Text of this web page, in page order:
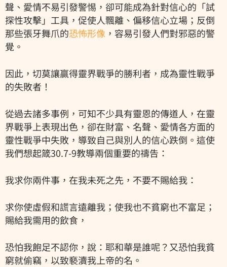
聲、愛情不易引發警惕，卻可能成為針對信心的「試
探性攻擊」工具，促使人飄離、偏移信心立場；反倒
那些張牙舞爪的恐怖形像 ，容易引發人們對邪惡的警
覺。
因此，切莫讓贏得靈界戰爭的勝利者，成為靈性戰爭
的失敗者！
從過去諸多事例，可知不少具有靈恩的傳道人，在靈
界戰爭上表現出色，卻在財富、名聲、愛情各方面的
靈性戰爭中失敗，導致自己與別人的信心跌倒。這使
我們想起箴30.7-9教導兩個重要的禱告：
我求你兩件事，在我未死之先，不要不賜給我：
求你使虛假和謊言遠離我；使我也不貧窮也不富足；
賜給我需用的飲食，
恐怕我飽足不認你，說：耶和華是誰呢？又恐怕我貧
窮就偷竊，以致褻瀆我上帝的名。